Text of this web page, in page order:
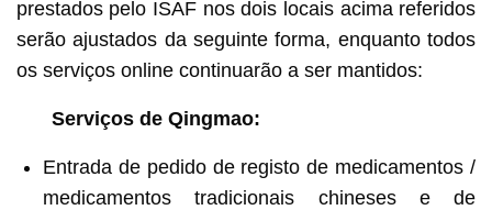
prestados pelo ISAF nos dois locais acima referidos
serão ajustados da seguinte forma, enquanto todos
os serviços online continuarão a ser mantidos:
Serviços de Qingmao:
Entrada de pedido de registo de medicamentos /
medicamentos tradicionais chineses e de